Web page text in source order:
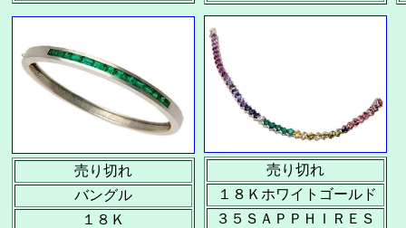
売り切れ
バングル
１８Ｋ
売り切れ
１８Ｋホワイトゴールド
３５ＳＡＰＰＨＩＲＥＳ